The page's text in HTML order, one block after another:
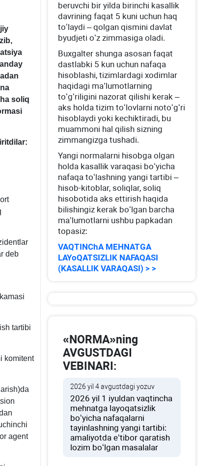
soliq
deb
tartibi
komitent
agent
beruvchi bir yilda birinchi kasallik
davrining faqat 5 kuni uchun haq
toʻlaydi – qolgan qismini davlat
byudjeti oʻz zimmasiga oladi.
Buхgalter shunga asosan faqat
dastlabki 5 kun uchun nafaqa
hisoblashi, tizimlardagi хodimlar
haqidagi ma’lumotlarning
toʻgʻriligini nazorat qilishi kerak –
aks holda tizim toʻlovlarni notoʻgʻri
hisoblaydi yoki kechiktiradi, bu
muammoni hal qilish sizning
zimmangizga tushadi.
Yangi normalarni hisobga olgan
holda kasallik varaqasi boʻyicha
nafaqa toʻlashning yangi tartibi –
hisob-kitoblar, soliqlar, soliq
hisobotida aks ettirish haqida
bilishingiz kerak boʻlgan barcha
ma’lumotlarni ushbu papkadan
topasiz:
VAQTINChA MEHNATGA
LAYoQATSIZLIK NAFAQASI
(KASALLIK VARAQASI) > >
«NORMA»ning
AVGUSTDAGI
VEBINARI:
2026 yil 4 avgustdagi yozuv
2026 yil 1 iyuldan vaqtincha
mehnatga layoqatsizlik
boʻyicha nafaqalarni
tayinlashning yangi tartibi:
amaliyotda e’tibor qaratish
lozim boʻlgan masalalar